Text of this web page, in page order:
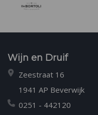
Wijn en Druif
Zeestraat 16
1941 AP Beverwijk
0251 - 442120